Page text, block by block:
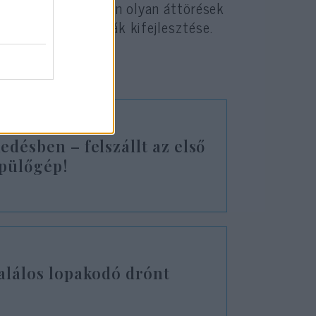
történetében olyan áttörések
technológiák kifejlesztése.
– felszállt az első
lopakodó drónt